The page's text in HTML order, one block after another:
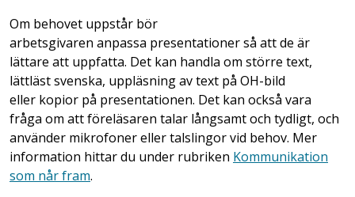
Om behovet uppstår bör
arbetsgivaren anpassa presentationer så att de är
lättare att uppfatta. Det kan handla om större text,
lättläst svenska, uppläsning av text på OH-bild
eller kopior på presentationen. Det kan också vara
fråga om att föreläsaren talar långsamt och tydligt, och
använder mikrofoner eller talslingor vid behov. Mer
information hittar du under rubriken Kommunikation
som når fram.